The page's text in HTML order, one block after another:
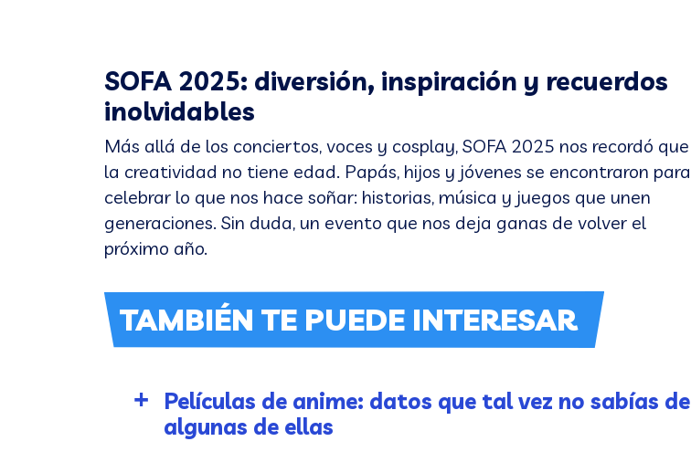
SOFA 2025: diversión, inspiración y recuerdos
inolvidables
Más allá de los conciertos, voces y cosplay, SOFA 2025 nos recordó que
la creatividad no tiene edad. Papás, hijos y jóvenes se encontraron para
celebrar lo que nos hace soñar: historias, música y juegos que unen
generaciones. Sin duda, un evento que nos deja ganas de volver el
próximo año.
TAMBIÉN TE PUEDE INTERESAR
Películas de anime: datos que tal vez no sabías de
algunas de ellas